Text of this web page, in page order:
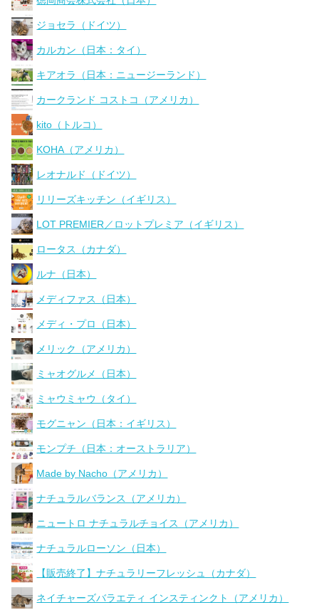
ジョセラ（ドイツ）
カルカン（日本：タイ）
キアオラ（日本：ニュージーランド）
カークランド コストコ（アメリカ）
kito（トルコ）
KOHA（アメリカ）
レオナルド（ドイツ）
リリーズキッチン（イギリス）
LOT PREMIER／ロットプレミア（イギリス）
ロータス（カナダ）
ルナ（日本）
メディファス（日本）
メディ・プロ（日本）
メリック（アメリカ）
ミャオグルメ（日本）
ミャウミャウ（タイ）
モグニャン（日本：イギリス）
モンプチ（日本：オーストラリア）
Made by Nacho（アメリカ）
ナチュラルバランス（アメリカ）
ニュートロ ナチュラルチョイス（アメリカ）
ナチュラルローソン（日本）
【販売終了】ナチュラリーフレッシュ（カナダ）
ネイチャーズバラエティ インスティンクト（アメリカ）